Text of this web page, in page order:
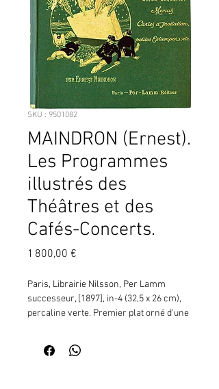
SKU : 9501082
MAINDRON (Ernest).
Les Programmes
illustrés des
Théâtres et des
Cafés-Concerts.
1 800,00 €
Paris, Librairie Nilsson, Per Lamm
successeur, [1897], in-4 (32,5 x 26 cm),
percaline verte. Premier plat orné d'une
coul. par A. GUILLAUME (reproduction
d'une carte d'invitation du Bal des